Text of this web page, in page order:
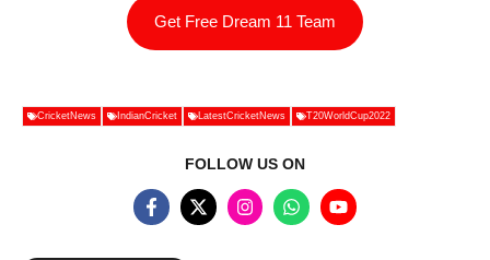
Get Free Dream 11 Team
CricketNews IndianCricket LatestCricketNews T20WorldCup2022
FOLLOW US ON